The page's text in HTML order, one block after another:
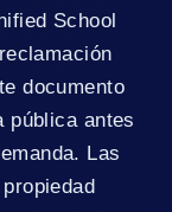
School
documento
pública antes
Las